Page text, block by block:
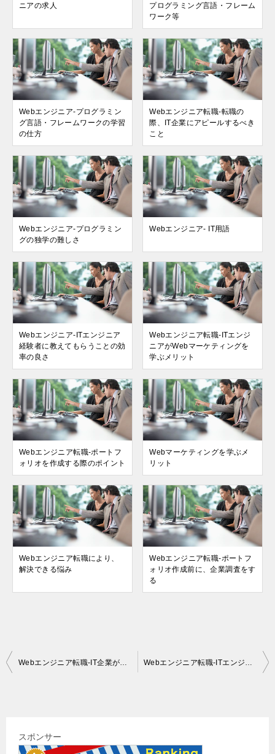
ニアの求人
プログラミング言語・フレーム
ワーク等
Webエンジニア-プログラミン
グ言語・フレームワークの学習
の仕方
Webエンジニア転職-転職の
際、IT企業にアピールするべき
こと
Webエンジニア-プログラミン
グの独学の難しさ
Webエンジニア- IT用語
Webエンジニア-ITエンジニア
経験者に教えてもらうことの効
率の良さ
Webエンジニア転職-ITエンジ
ニアがWebマーケティングを
学ぶメリット
Webエンジニア転職-ポートフ
ォリオを作成する際のポイント
Webマーケティングを学ぶメ
リット
Webエンジニア転職により、
解決できる悩み
Webエンジニア転職-ポートフ
ォリオ作成前に、企業調査をす
る
投
Webエンジニア転職-IT企業が求める人材 Webエンジニア転職-ITエンジニアの求人
スポンサー